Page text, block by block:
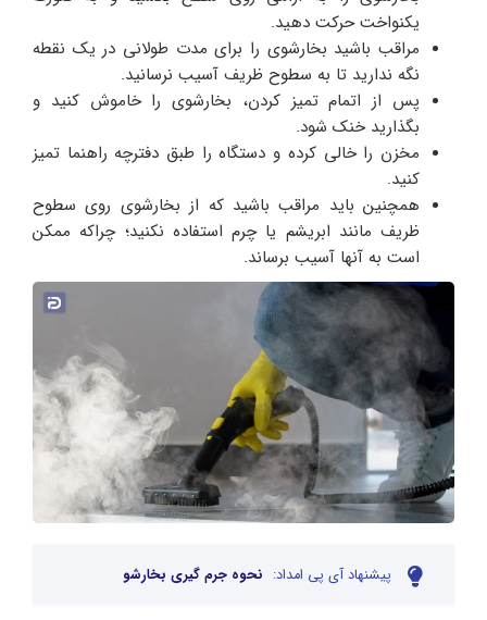
یکنواخت حرکت دهید.
مراقب باشید بخارشوی را برای مدت طولانی در یک نقطه
نگه ندارید تا به سطوح ظریف آسیب نرسانید.
پس از اتمام تمیز کردن، بخارشوی را خاموش کنید و
بگذارید خنک شود.
مخزن را خالی کرده و دستگاه را طبق دفترچه راهنما تمیز
کنید.
همچنین باید مراقب باشید که از بخارشوی روی سطوح
ظریف مانند ابریشم یا چرم استفاده نکنید؛ چراکه ممکن
است به آنها آسیب برساند.
پیشنهاد آی پی امداد: نحوه جرم گیری بخارشو